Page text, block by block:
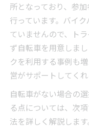
所となっており、参
行っています。バイ
ていませんので、ト
ず自転車を用意しま
クを利用する事例も
営がサポートしてくれ
自転車がない場合の
る点については、次
法を詳しく解説します